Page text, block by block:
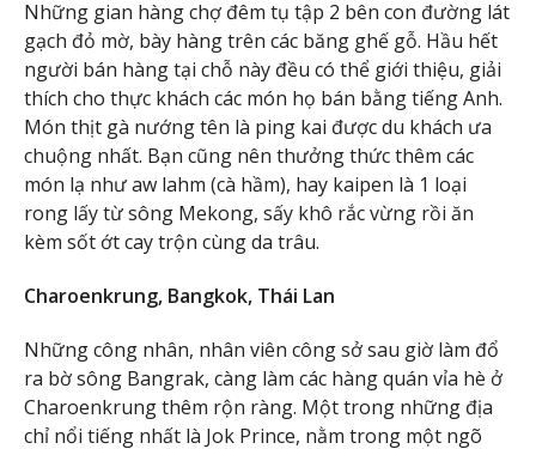
Những gian hàng chợ đêm tụ tập 2 bên con đường lát
gạch đỏ mờ, bày hàng trên các băng ghế gỗ. Hầu hết
người bán hàng tại chỗ này đều có thể giới thiệu, giải
thích cho thực khách các món họ bán bằng tiếng Anh.
Món thịt gà nướng tên là ping kai được du khách ưa
chuộng nhất. Bạn cũng nên thưởng thức thêm các
món lạ như aw lahm (cà hầm), hay kaipen là 1 loại
rong lấy từ sông Mekong, sấy khô rắc vừng rồi ăn
kèm sốt ớt cay trộn cùng da trâu.
Charoenkrung, Bangkok, Thái Lan
Những công nhân, nhân viên công sở sau giờ làm đổ
ra bờ sông Bangrak, càng làm các hàng quán vỉa hè ở
Charoenkrung thêm rộn ràng. Một trong những địa
chỉ nổi tiếng nhất là Jok Prince, nằm trong một ngõ